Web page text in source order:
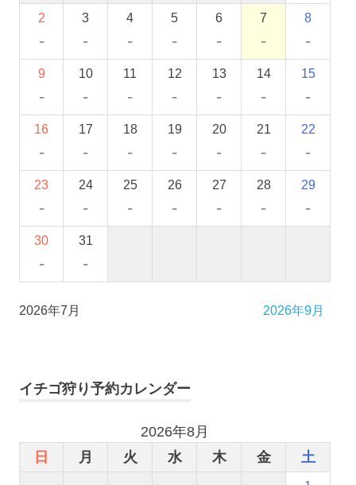
2
-
3
-
4
-
5
-
6
-
7
-
8
-
9
-
10
-
11
-
12
-
13
-
14
-
15
-
16
-
17
-
18
-
19
-
20
-
21
-
22
-
23
-
24
-
25
-
26
-
27
-
28
-
29
-
30
-
31
-
2026年7月 2026年9月
イチゴ狩り予約カレンダー
2026年8月
日
月 火 水 木 金 土